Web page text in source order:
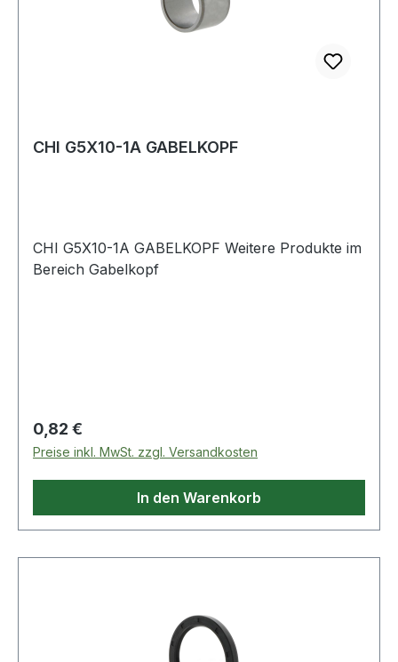
CHI G5X10-1A GABELKOPF
CHI G5X10-1A GABELKOPF Weitere Produkte im
Bereich Gabelkopf
Regulärer Preis:
0,82 €
Preise inkl. MwSt. zzgl. Versandkosten
In den Warenkorb